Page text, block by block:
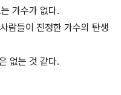
가수가 없다.
람들이 진정한 가수의 탄생
없는 것 같다.